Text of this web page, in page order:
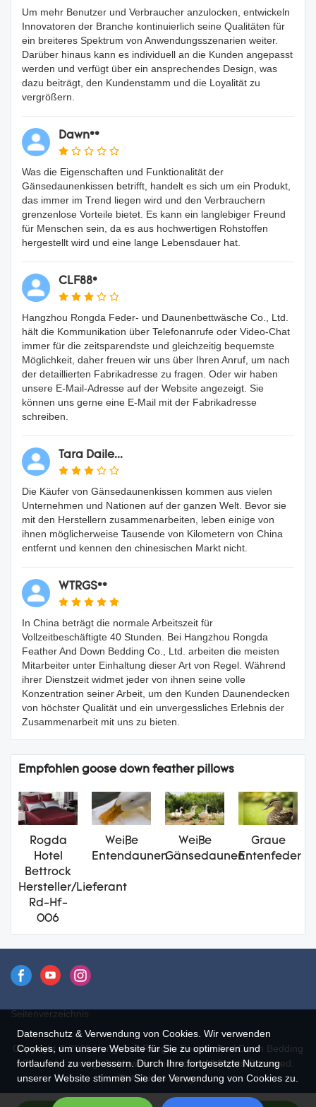
Um mehr Benutzer und Verbraucher anzulocken, entwickeln
Innovatoren der Branche kontinuierlich seine Qualitäten für
ein breiteres Spektrum von Anwendungsszenarien weiter.
Darüber hinaus kann es individuell an die Kunden angepasst
werden und verfügt über ein ansprechendes Design, was
dazu beiträgt, den Kundenstamm und die Loyalität zu
vergrößern.
Dawn**
Was die Eigenschaften und Funktionalität der
Gänsedaunenkissen betrifft, handelt es sich um ein Produkt,
das immer im Trend liegen wird und den Verbrauchern
grenzenlose Vorteile bietet. Es kann ein langlebiger Freund
für Menschen sein, da es aus hochwertigen Rohstoffen
hergestellt wird und eine lange Lebensdauer hat.
CLF88*
Hangzhou Rongda Feder- und Daunenbettwäsche Co., Ltd.
hält die Kommunikation über Telefonanrufe oder Video-Chat
immer für die zeitsparendste und gleichzeitig bequemste
Möglichkeit, daher freuen wir uns über Ihren Anruf, um nach
der detaillierten Fabrikadresse zu fragen. Oder wir haben
unsere E-Mail-Adresse auf der Website angezeigt. Sie
können uns gerne eine E-Mail mit der Fabrikadresse
schreiben.
Tara Daile...
Die Käufer von Gänsedaunenkissen kommen aus vielen
Unternehmen und Nationen auf der ganzen Welt. Bevor sie
mit den Herstellern zusammenarbeiten, leben einige von
ihnen möglicherweise Tausende von Kilometern von China
entfernt und kennen den chinesischen Markt nicht.
WTRGS**
In China beträgt die normale Arbeitszeit für
Vollzeitbeschäftigte 40 Stunden. Bei Hangzhou Rongda
Feather And Down Bedding Co., Ltd. arbeiten die meisten
Mitarbeiter unter Einhaltung dieser Art von Regel. Während
ihrer Dienstzeit widmet jeder von ihnen seine volle
Konzentration seiner Arbeit, um den Kunden Daunendecken
von höchster Qualität und ein unvergessliches Erlebnis der
Zusammenarbeit mit uns zu bieten.
Empfohlen goose down feather pillows
Rogda
Hotel
Bettrock
Hersteller/Lieferant
Rd-Hf-
006
Weiße
Entendaunen
Weiße
Gänsedaunen
Graue
Entenfeder
Seitenverzeichnis
Copyright © 2026 Hangzhou Rongda Feather And Down Bedding
Co., Ltd. - www.globaldownfeathers.com All Rights Reserved.
Design
Datenschutz & Verwendung von Cookies. Wir verwenden
Cookies, um unsere Website für Sie zu optimieren und
fortlaufend zu verbessern. Durch Ihre fortgesetzte Nutzung
unserer Website stimmen Sie der Verwendung von Cookies zu.